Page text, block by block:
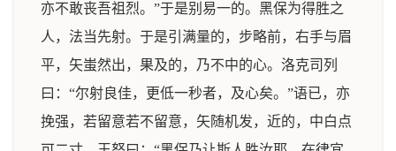
亦不敢丧吾祖烈。”于是别易一的。黑保为得胜之
人，法当先射。于是引满量的，步略前，右手与眉
平，矢蚩然出，果及的，乃不中的心。洛克司列
曰：“尔射良佳，更低一秒者，及心矣。”语已，亦
挽强，若留意若不留意，矢随机发，近的，中白点